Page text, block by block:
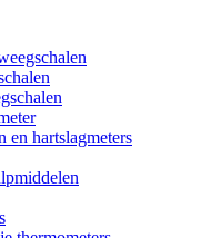
en hartslagmeters